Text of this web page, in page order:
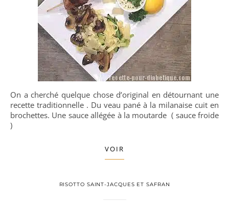
On a cherché quelque chose d’original en détournant une
recette traditionnelle . Du veau pané à la milanaise cuit en
brochettes. Une sauce allégée à la moutarde ( sauce froide
)
VOIR
RISOTTO SAINT-JACQUES ET SAFRAN